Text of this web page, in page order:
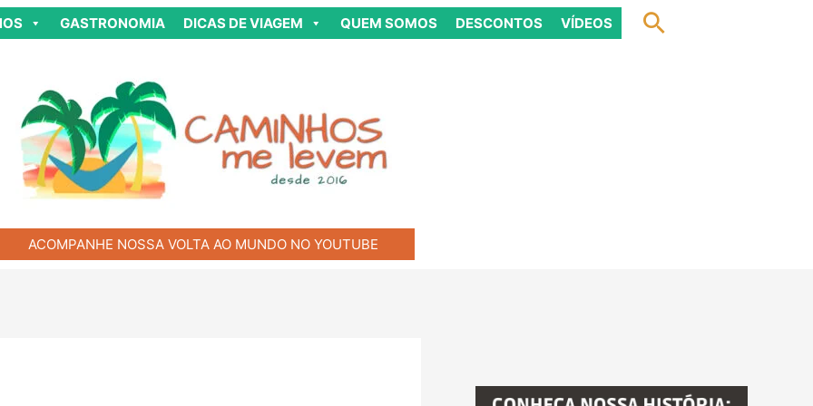
GASTRONOMIA DICAS DE VIAGEM QUEM SOMOS DESCONTOS VÍDEOS Pesquisar
ACOMPANHE NOSSA VOLTA AO MUNDO NO YOUTUBE